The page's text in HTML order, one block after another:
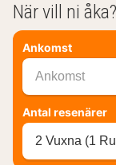
När vill ni åka?
Ankomst
Ankomst
Antal resenärer
2 Vuxna (1